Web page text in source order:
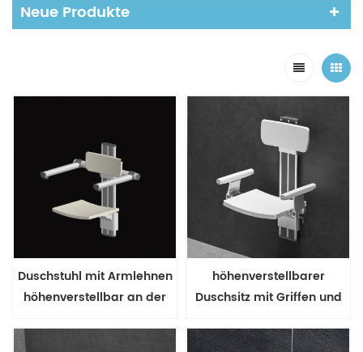
Neue Produkte
Duschstuhl mit Armlehnen
höhenverstellbar an der
höhenverstellbarer
Duschsitz mit Griffen und